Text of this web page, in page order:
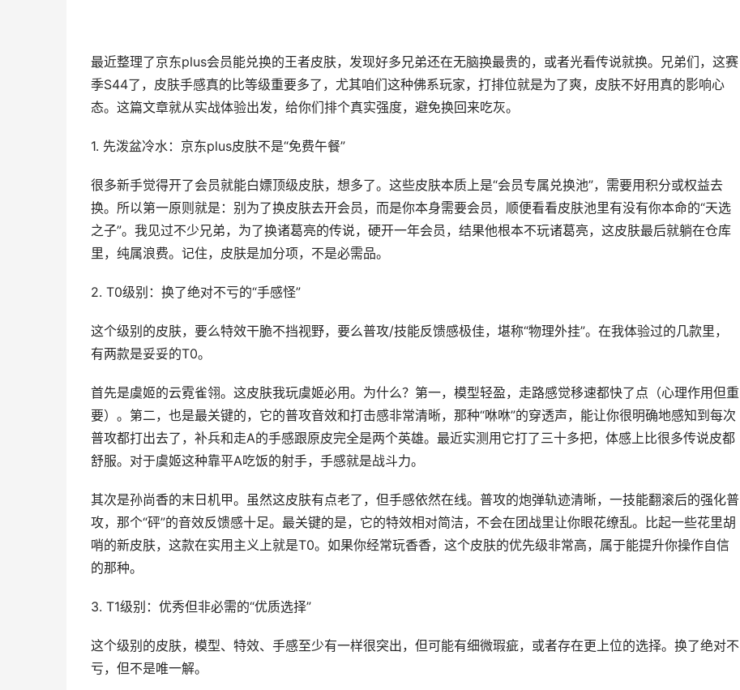
最近整理了京东plus会员能兑换的王者皮肤，发现好多兄弟还在无脑换最贵的，或者光看传说就换。兄弟们，这赛
季S44了，皮肤手感真的比等级重要多了，尤其咱们这种佛系玩家，打排位就是为了爽，皮肤不好用真的影响心
态。这篇文章就从实战体验出发，给你们排个真实强度，避免换回来吃灰。
1. 先泼盆冷水：京东plus皮肤不是“免费午餐”
很多新手觉得开了会员就能白嫖顶级皮肤，想多了。这些皮肤本质上是“会员专属兑换池”，需要用积分或权益去
换。所以第一原则就是：别为了换皮肤去开会员，而是你本身需要会员，顺便看看皮肤池里有没有你本命的“天选
之子”。我见过不少兄弟，为了换诸葛亮的传说，硬开一年会员，结果他根本不玩诸葛亮，这皮肤最后就躺在仓库
里，纯属浪费。记住，皮肤是加分项，不是必需品。
2. T0级别：换了绝对不亏的“手感怪”
这个级别的皮肤，要么特效干脆不挡视野，要么普攻/技能反馈感极佳，堪称“物理外挂”。在我体验过的几款里，
有两款是妥妥的T0。
首先是虞姬的云霓雀翎。这皮肤我玩虞姬必用。为什么？第一，模型轻盈，走路感觉移速都快了点（心理作用但重
要）。第二，也是最关键的，它的普攻音效和打击感非常清晰，那种“咻咻”的穿透声，能让你很明确地感知到每次
普攻都打出去了，补兵和走A的手感跟原皮完全是两个英雄。最近实测用它打了三十多把，体感上比很多传说皮都
舒服。对于虞姬这种靠平A吃饭的射手，手感就是战斗力。
其次是孙尚香的末日机甲。虽然这皮肤有点老了，但手感依然在线。普攻的炮弹轨迹清晰，一技能翻滚后的强化普
攻，那个“砰”的音效反馈感十足。最关键的是，它的特效相对简洁，不会在团战里让你眼花缭乱。比起一些花里胡
哨的新皮肤，这款在实用主义上就是T0。如果你经常玩香香，这个皮肤的优先级非常高，属于能提升你操作自信
的那种。
3. T1级别：优秀但非必需的“优质选择”
这个级别的皮肤，模型、特效、手感至少有一样很突出，但可能有细微瑕疵，或者存在更上位的选择。换了绝对不
亏，但不是唯一解。